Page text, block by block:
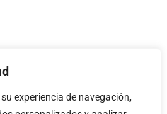
experiencia de navegación,